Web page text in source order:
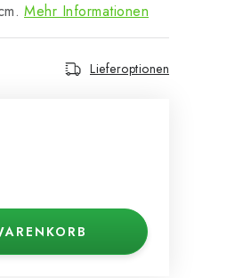
Mehr Informationen
Lieferoptionen